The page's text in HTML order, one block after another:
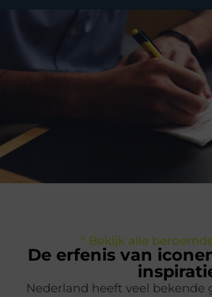
" Bekijk alle
De erfenis van
Nederland heeft veel bekende